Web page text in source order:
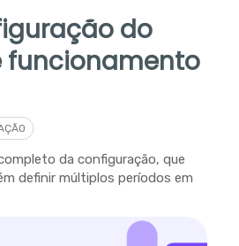
do
funcionamento
da configuração, que
definir múltiplos períodos em